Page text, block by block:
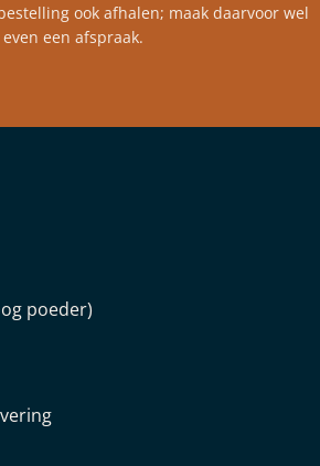
ook afhalen; maak daarvoor wel
even een afspraak.
poeder)